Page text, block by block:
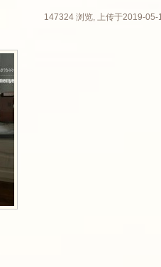
门厂，实木贴皮开放
147324 浏览, 上传于2019-05-